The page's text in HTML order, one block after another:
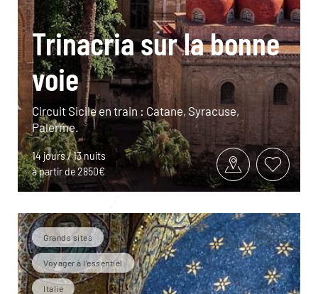
Trinacria sur la bonne
voie
Circuit Sicile en train : Catane, Syracuse,
Palerme.
14 jours / 13 nuits
à partir de 2850€
Grands sites
Voyager à l’essentiel
Italie